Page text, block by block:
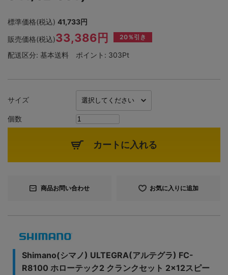
標準価格(税込) 41,733円
販売価格(税込)33,386円 20％引き
配送区分: 基本送料 ポイント: 303Pt
サイズ
個数
カートに入れる
商品お問い合わせ お気に入りに追加
Shimano(シマノ) ULTEGRA(アルテグラ) FC-
R8100 ホローテック2 クランクセット 2×12スピー